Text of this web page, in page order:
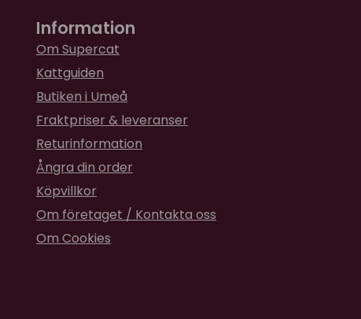
Information
Om Supercat
Kattguiden
Butiken i Umeå
Fraktpriser & leveranser
Returinformation
Ångra din order
Köpvillkor
Om företaget / Kontakta oss
Om Cookies